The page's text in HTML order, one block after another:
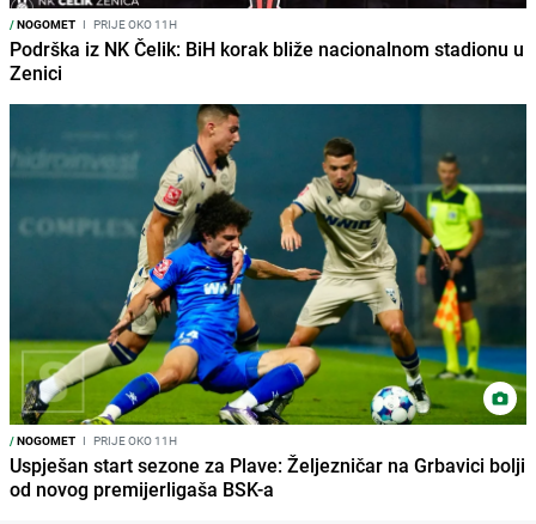
/NOGOMET I PRIJE OKO 11H
Podrška iz NK Čelik: BiH korak bliže nacionalnom stadionu u
Zenici
/NOGOMET I PRIJE OKO 11H
Uspješan start sezone za Plave: Željezničar na Grbavici bolji
od novog premijerligaša BSK-a